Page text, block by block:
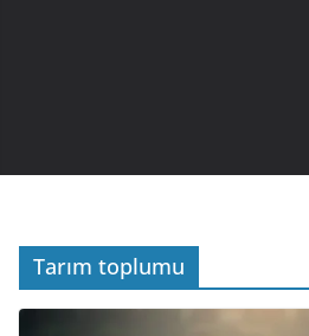
Tarım toplumu